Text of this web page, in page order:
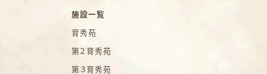
施設一覧
育秀苑
第２育秀苑
第３育秀苑